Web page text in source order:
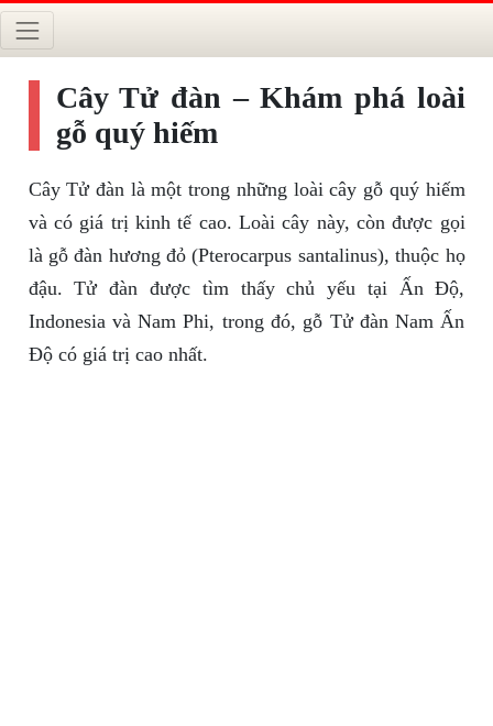
Cây Tử đàn – Khám phá loài
gỗ quý hiếm
Cây Tử đàn là một trong những loài cây gỗ quý hiếm
và có giá trị kinh tế cao. Loài cây này, còn được gọi
là gỗ đàn hương đỏ (Pterocarpus santalinus), thuộc họ
đậu. Tử đàn được tìm thấy chủ yếu tại Ấn Độ,
Indonesia và Nam Phi, trong đó, gỗ Tử đàn Nam Ấn
Độ có giá trị cao nhất.